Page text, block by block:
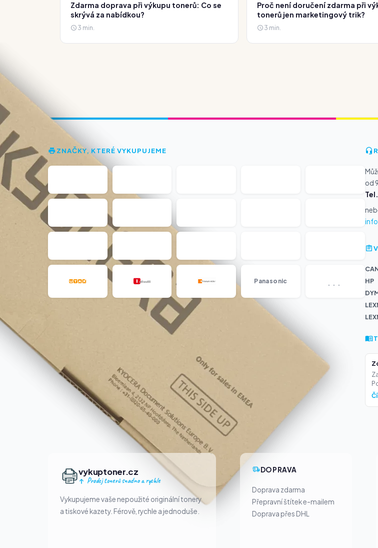
Zdarma doprava při výkupu tonerů: Co se
skrývá za nabídkou?
3 min.
Proč není doručení zdarma při
tonerů jen marketingový trik?
3 min.
ZNAČKY, KTERÉ VYKUPUJEME
Panasonic ...
od
HP
vykuptoner.cz
Prodej tonerů snadno a rychle
Vykupujeme vaše nepoužité originální tonery
a tiskové kazety. Férově, rychle a jednoduše.
DOPRAVA
Doprava zdarma
Přepravní štítek e-mailem
Doprava přes DHL